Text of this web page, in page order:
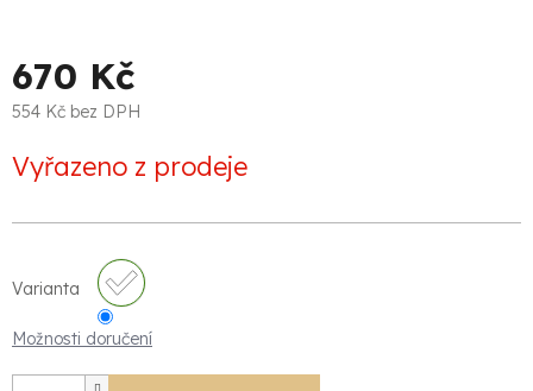
670 Kč
554 Kč bez DPH
cena:
Vyřazeno z prodeje
Varianta
Možnosti doručení